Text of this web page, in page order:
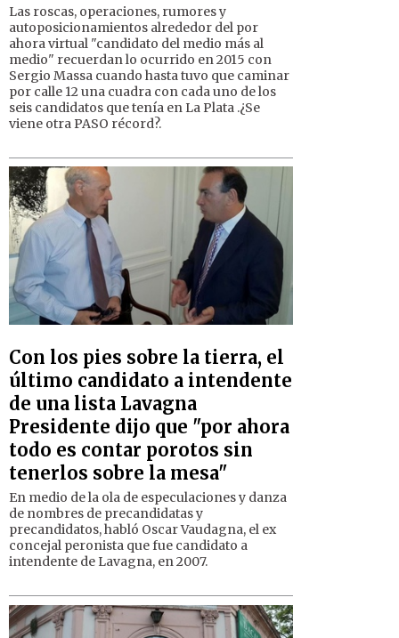
Las roscas, operaciones, rumores y
autoposicionamientos alrededor del por
ahora virtual "candidato del medio más al
medio" recuerdan lo ocurrido en 2015 con
Sergio Massa cuando hasta tuvo que caminar
por calle 12 una cuadra con cada uno de los
seis candidatos que tenía en La Plata .¿Se
viene otra PASO récord?.
Con los pies sobre la tierra, el
último candidato a intendente
de una lista Lavagna
Presidente dijo que "por ahora
todo es contar porotos sin
tenerlos sobre la mesa"
En medio de la ola de especulaciones y danza
de nombres de precandidatas y
precandidatos, habló Oscar Vaudagna, el ex
concejal peronista que fue candidato a
intendente de Lavagna, en 2007.